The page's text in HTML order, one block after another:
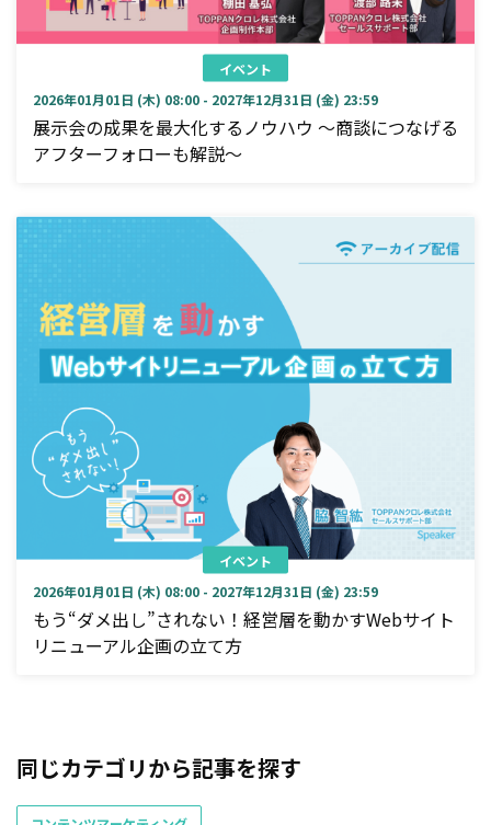
イベント
2026年01月01日 (木) 08:00 - 2027年12月31日 (金) 23:59
展示会の成果を最大化するノウハウ ～商談につなげる
アフターフォローも解説～
イベント
2026年01月01日 (木) 08:00 - 2027年12月31日 (金) 23:59
もう“ダメ出し”されない！経営層を動かすWebサイト
リニューアル企画の立て方
同じカテゴリから記事を探す